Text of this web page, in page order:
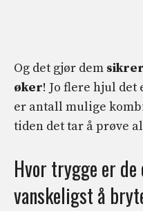
Og det gjør dem
øker! Jo flere hjul det
er antall mulige
tiden det tar å prøve
Hvor trygge er
vanskeligst å